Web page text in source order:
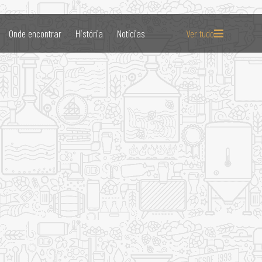
Onde encontrar História Notícias Ver tudo